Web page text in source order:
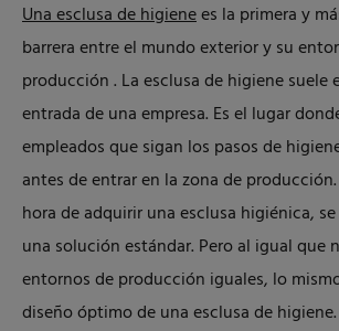
Una esclusadehigienees la primera y
barrera entre el mundo exterior y su
producción. La esclusa de higiene suele
entrada de una empresa. Es el lugar
empleados que sigan los pasos de
antes de entrar en la zona de producción.
hora de adquirir una esclusa higiénica,
una solución estándar. Pero al igual que
entornos de producción iguales, lo
diseño óptimo de una esclusa de